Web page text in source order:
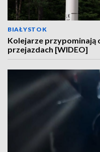
BIAŁYSTOK
Kolejarze przypominają
przejazdach [WIDEO]